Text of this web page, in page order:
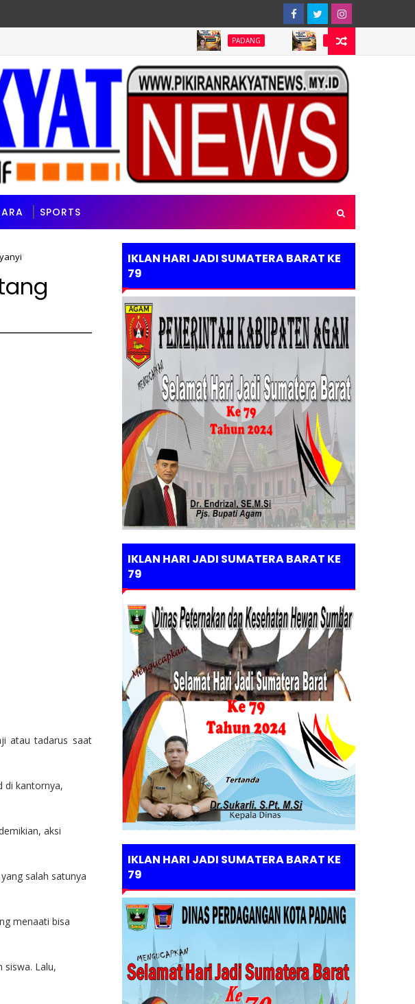
PADANG PADANG
SPORTS
atau tadarus saat
di kantornya,
aksi
salah satunya
menaati bisa
siswa. Lalu,
IKLAN HARI JADI SUMATERA BARAT KE
79
IKLAN HARI JADI SUMATERA BARAT KE
79
IKLAN HARI JADI SUMATERA BARAT KE
79